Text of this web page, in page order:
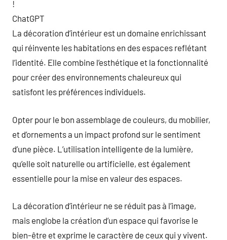
!
ChatGPT
La décoration d’intérieur est un domaine enrichissant
qui réinvente les habitations en des espaces reflétant
l’identité. Elle combine l’esthétique et la fonctionnalité
pour créer des environnements chaleureux qui
satisfont les préférences individuels.
Opter pour le bon assemblage de couleurs, du mobilier,
et d’ornements a un impact profond sur le sentiment
d’une pièce. L’utilisation intelligente de la lumière,
qu’elle soit naturelle ou artificielle, est également
essentielle pour la mise en valeur des espaces.
La décoration d’intérieur ne se réduit pas à l’image,
mais englobe la création d’un espace qui favorise le
bien-être et exprime le caractère de ceux qui y vivent.